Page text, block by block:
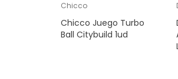
Chicco
Chicco Juego Turbo
Ball Citybuild 1ud